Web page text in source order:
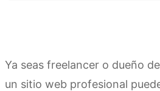
Ya seas freelancer o dueño
un sitio web profesional